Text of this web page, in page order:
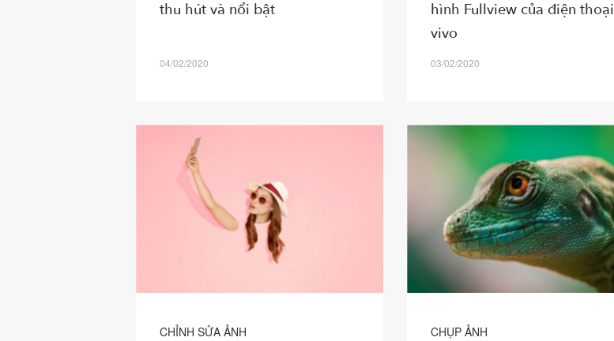
thu hút và nổi bật
04/02/2020
hình Fullview của điện thoại
vivo
03/02/2020
CHỈNH SỬA ẢNH CHỤP ẢNH